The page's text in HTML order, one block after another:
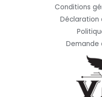
Conditions
Déclaration
Demande